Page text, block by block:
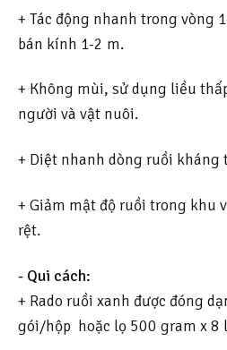
+ Tác động nhanh trong vòng
bán kính 1-2 m.
+ Không mùi, sử dụng liều
người và vật nuôi.
+ Diệt nhanh dòng ruồi kháng
+ Giảm mật độ ruồi trong khu
rệt.
- Qui cách:
+ Rado ruồi xanh được đóng
gói/hộp hoặc lọ 500 gram x 8